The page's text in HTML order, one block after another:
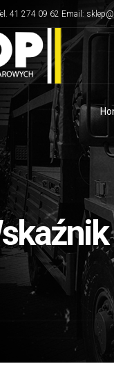
41 274 09 62 Email: